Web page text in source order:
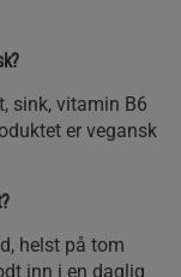
sink, vitamin B6
er vegansk
helst på tom
inn i en daglig